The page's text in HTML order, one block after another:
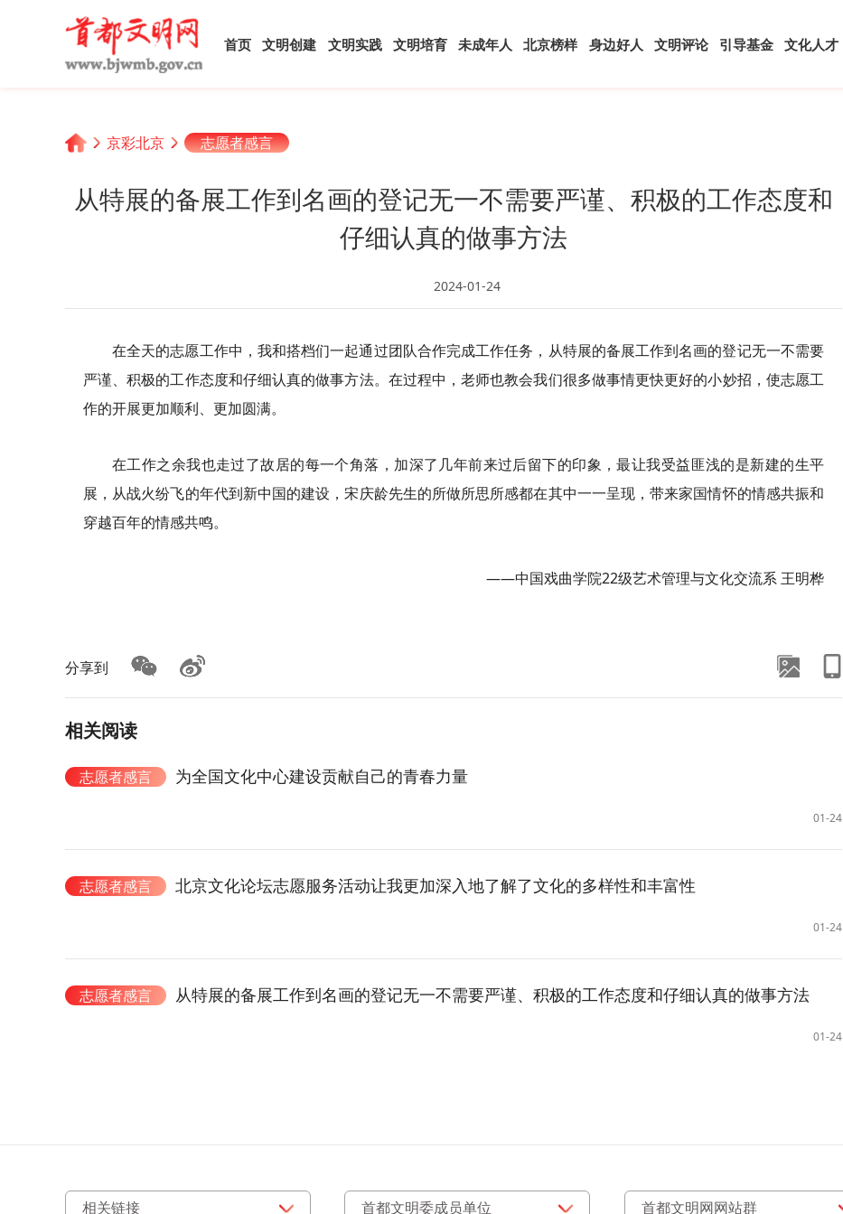
首页 文明创建 文明实践 文明培育 未成年人 北京榜样 身边好人 文明评论 引导基金 文化人才
京彩北京 志愿者感言
从特展的备展工作到名画的登记无一不需要严谨、积极的工作态度和
仔细认真的做事方法
2024-01-24
在全天的志愿工作中，我和搭档们一起通过团队合作完成工作任务，从特展的备展工作到名画的登记无一不需要
严谨、积极的工作态度和仔细认真的做事方法。在过程中，老师也教会我们很多做事情更快更好的小妙招，使志愿工
作的开展更加顺利、更加圆满。
在工作之余我也走过了故居的每一个角落，加深了几年前来过后留下的印象，最让我受益匪浅的是新建的生平
展，从战火纷飞的年代到新中国的建设，宋庆龄先生的所做所思所感都在其中一一呈现，带来家国情怀的情感共振和
穿越百年的情感共鸣。
——中国戏曲学院22级艺术管理与文化交流系 王明桦
分享到
相关阅读
志愿者感言 为全国文化中心建设贡献自己的青春力量
01-24
志愿者感言 北京文化论坛志愿服务活动让我更加深入地了解了文化的多样性和丰富性
01-24
志愿者感言 从特展的备展工作到名画的登记无一不需要严谨、积极的工作态度和仔细认真的做事方法
01-24